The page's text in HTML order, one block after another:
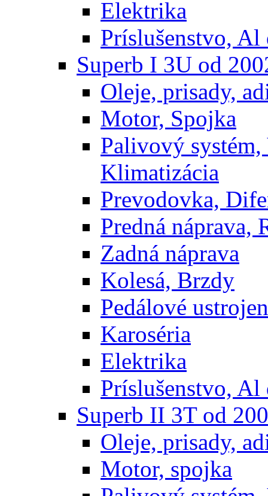
Elektrika
Príslušenstvo, Al
Superb I 3U od
Oleje, prisady,
Motor, Spojka
Palivový
Klimatizácia
Prevodovka,
Predná náprava,
Zadná náprava
Kolesá, Brzdy
Pedálové
Karoséria
Elektrika
Príslušenstvo, Al
Superb II 3T od
Oleje, prisady,
Motor, spojka